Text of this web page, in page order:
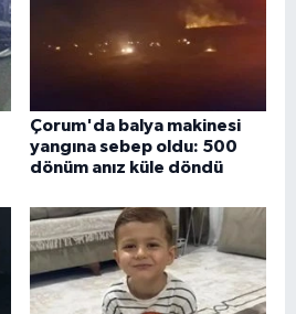
Çorum'da balya makinesi
yangına sebep oldu: 500
dönüm anız küle döndü